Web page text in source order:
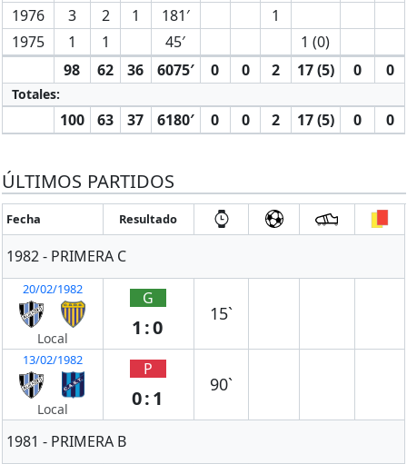
1976
3 2 1 181′
1
1975
1 1 45′
1 (0)
98
62 36 6075′ 0 0 2 17 (5) 0 0
Totales:
100 63 37 6180′ 0 0 2 17 (5) 0 0
ÚLTIMOS PARTIDOS
Fecha Resultado
1982 - PRIMERA C
20/02/1982
Local
G
1:0
15`
13/02/1982
Local
P
0:1
90`
1981 - PRIMERA B